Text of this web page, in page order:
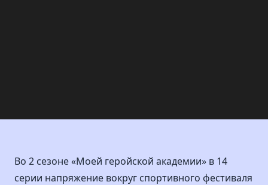
Во 2 сезоне «Моей геройской академии» в 14
серии напряжение вокруг спортивного фестиваля